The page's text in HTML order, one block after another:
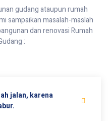
gudang ataupun rumah
sampaikan masalah-maslah
dan renovasi Rumah
:
jalan, karena